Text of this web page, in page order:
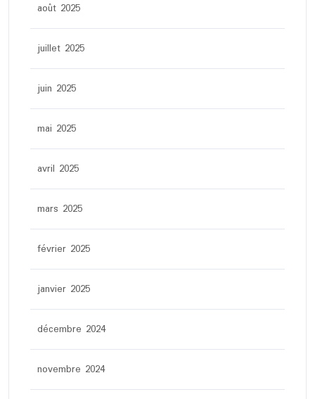
août 2025
juillet 2025
juin 2025
mai 2025
avril 2025
mars 2025
février 2025
janvier 2025
décembre 2024
novembre 2024